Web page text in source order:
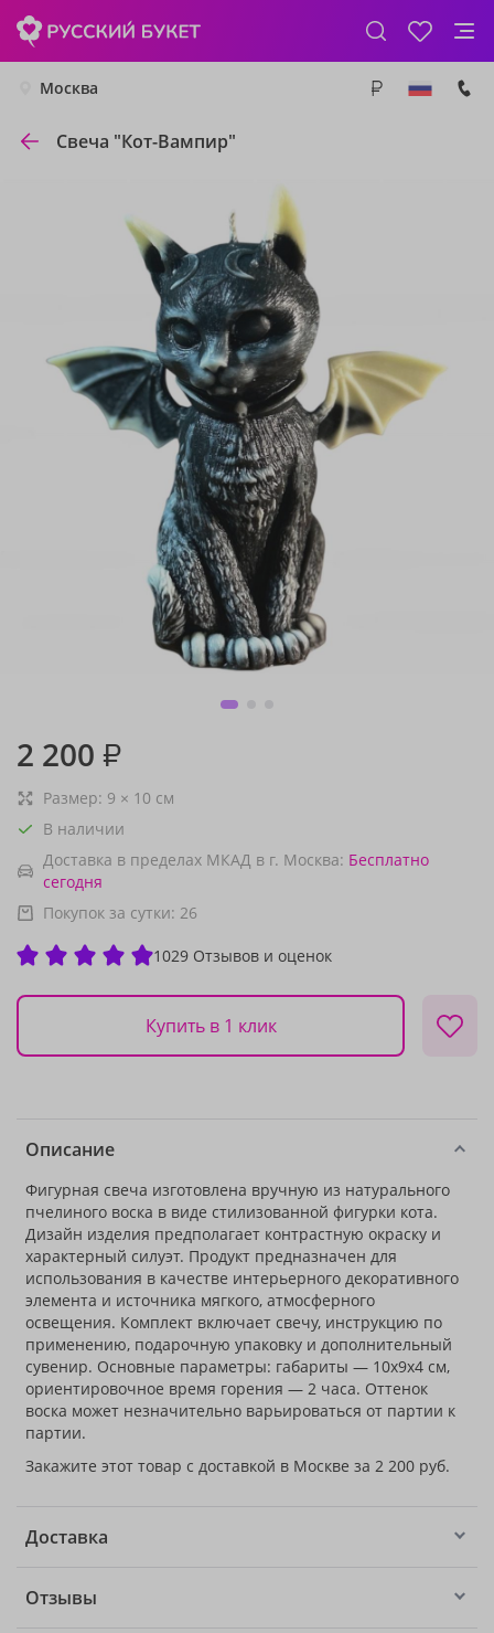
Москва
Свеча "Кот-Вампир"
2 200 ₽
Размер: 9 × 10 см
В наличии
Доставка в пределах МКАД в г. Москва: Бесплатно
сегодня
Покупок за сутки: 26
1029 Отзывов и оценок
Купить в 1 клик
Описание
Фигурная свеча изготовлена вручную из натурального
пчелиного воска в виде стилизованной фигурки кота.
Дизайн изделия предполагает контрастную окраску и
характерный силуэт. Продукт предназначен для
использования в качестве интерьерного декоративного
элемента и источника мягкого, атмосферного
освещения. Комплект включает свечу, инструкцию по
применению, подарочную упаковку и дополнительный
сувенир. Основные параметры: габариты — 10x9x4 см,
ориентировочное время горения — 2 часа. Оттенок
воска может незначительно варьироваться от партии к
партии.
Закажите этот товар с доставкой в Москве за 2 200 руб.
Доставка
Отзывы